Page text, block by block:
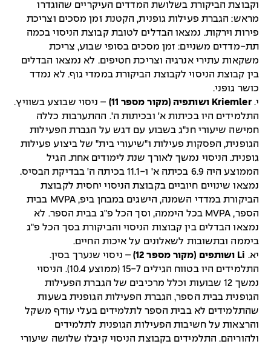
וקבוצת הביקורת בשלושת המדדים העיקריים שהוגדרו
מראש: הגברת פעילות גופנית, הקטנת זמן מסכים וצריכת
פירות וירקות. נמצאו הבדלים לטובת קבוצת הניסוי בכמה
תת-מדדים משניים: זמן מסכים בסופי שבוע, צריכת
משקאות עתירי אנרגיה וצריכת חטיפים. לא נמצאו הבדלים
בין קבוצת הניסוי לקבוצת הביקורת בממדי גוף. לא נמדד
כושר גופני.
י.Kriemler ושותפיה (מקור מספר 11)
– ניסוי שבוצע בשוויץ.
התלמידים היו בכיתות א' ובכיתות ה'. ההתערבות כללה
חמישה שיעורי חנ"ג בשבוע עם דגש על הגברת הפעילות
הגופנית, הפסקות פעילות ו"שיעורי בית" של ביצוע פעילות
גופנית. הניסוי נמשך לאורך שנת לימודים אחת. הגיל
הממוצע היה 6.9 בכיתה א' ו-11.1 בכיתה ה' בבדיקת הבסיס.
נמצאו שינויים חיוביים בקבוצת הניסוי יחסית לקבוצת
הביקורת במדדי השמנה, הישגים במבחן ביפ, MVPA בבית
הספר, MVPA בכל היממה, וסך הכל פ"ג בבית הספר. לא
נמצאו הבדלים בין קבוצות הניסוי והביקורת בסך הכל פ"ג
ביממה ובתשובות לשאלונים על איכות החיים.
יא. Li ושותפים (מקור מספר 12)
– ניסוי שנערך בסין.
התלמידים היו בטווח הגילים 15-7 (ממוצע 10.4). הניסוי
נמשך 12 שבועות וכלל מרכיבים של הגברת הפעילות
הגופנית בבית הספר, הגברת הפעילות הגופנית בשעות
שהתלמידים לא בבית הספר לתלמידים בעלי עודף משקל
והרצאות על חשיבות הפעילות הגופנית לתלמידים
ולהוריהם. התלמידים בקבוצת הניסוי קיבלו שלושה שיעורי